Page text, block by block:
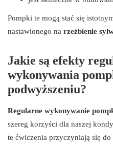
Pompki te mogą stać się
nastawionego na rzeźbienie
Jakie są efekty
wykonywania
podwyższeniu?
Regularne wykonywanie
szereg korzyści dla naszej
te ćwiczenia przyczyniają się do